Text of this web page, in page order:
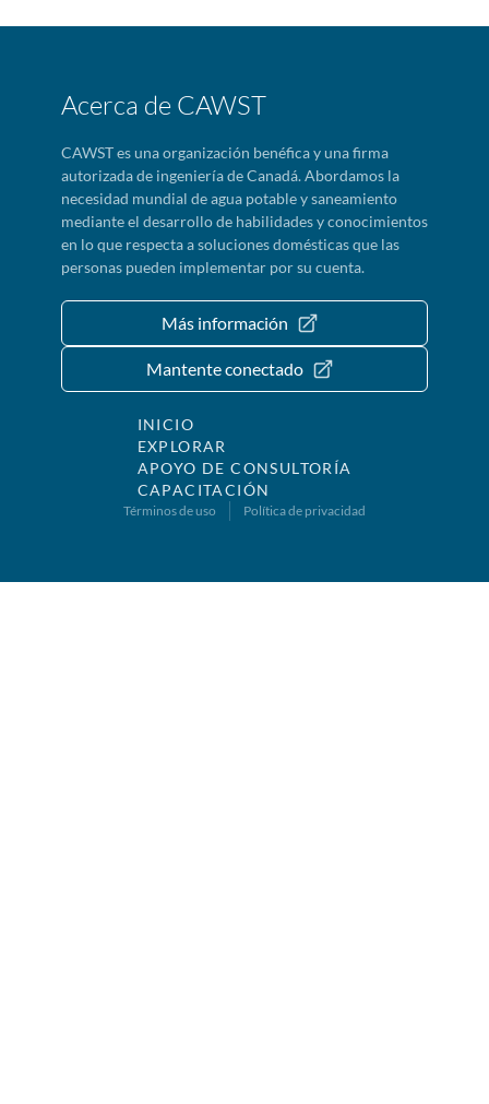
Acerca de CAWST
CAWST es una organización benéfica y una firma
autorizada de ingeniería de Canadá. Abordamos la
necesidad mundial de agua potable y saneamiento
mediante el desarrollo de habilidades y conocimientos
en lo que respecta a soluciones domésticas que las
personas pueden implementar por su cuenta.
Más información
Mantente conectado
INICIO
EXPLORAR
APOYO DE CONSULTORÍA
CAPACITACIÓN
Términos de uso Política de privacidad